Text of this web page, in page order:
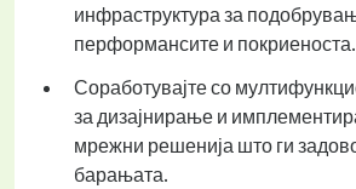
инфраструктура за
перформансите и покриеноста.
Соработувајте со
за дизајнирање и
мрежни решенија што ги
барањата.